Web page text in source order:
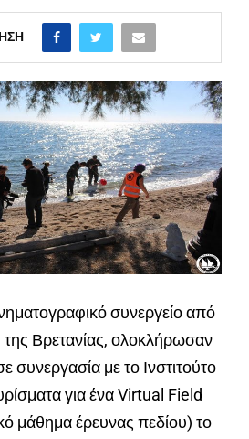
συνεργείο από
Βρετανίας, ολοκλήρωσαν
συνεργασία με το Ινστιτούτο
για ένα Virtual Field
μάθημα έρευνας πεδίου) το